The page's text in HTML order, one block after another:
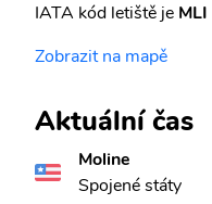
IATA kód letiště je MLI
Zobrazit na mapě
Aktuální čas
Moline
Spojené státy